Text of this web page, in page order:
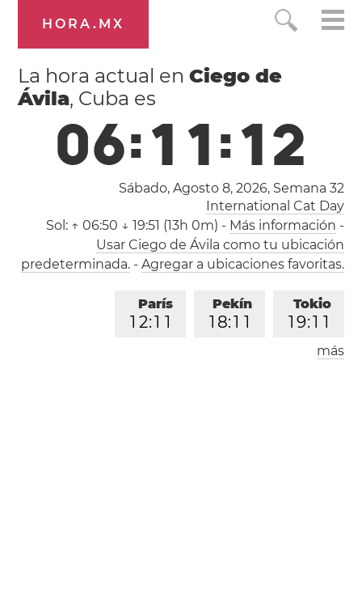
HORA.MX
La hora actual enCiego de
Ávila, Cuba es
06:1 1:13
Sábado, Agosto 8, 2026, Semana 32
International Cat Day
Sol: ↑ 06:50 ↓ 19:51 (13h 0m) - Más información -
Usar Ciego de Ávila como tu ubicación
predeterminada.- Agregar a ubicaciones favoritas.
Tokio
1 9:1 1
Pekín
1 8:1 1
París
1 2:1 1
Londres
más